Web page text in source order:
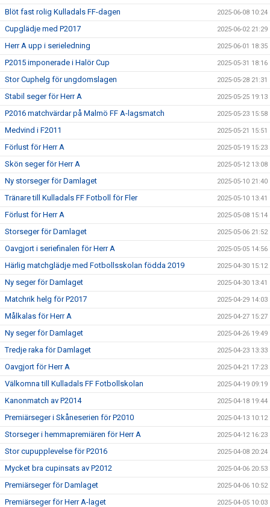
Blöt fast rolig Kulladals FF-dagen 2025-06-08 10:24
Cupglädje med P2017 2025-06-02 21:29
Herr A upp i serieledning 2025-06-01 18:35
P2015 imponerade i Halör Cup 2025-05-31 18:16
Stor Cuphelg för ungdomslagen 2025-05-28 21:31
Stabil seger för Herr A 2025-05-25 19:13
P2016 matchvärdar på Malmö FF A-lagsmatch 2025-05-23 15:58
Medvind i F2011 2025-05-21 15:51
Förlust för Herr A 2025-05-19 15:23
Skön seger för Herr A 2025-05-12 13:08
Ny storseger för Damlaget 2025-05-10 21:40
Tränare till Kulladals FF Fotboll för Fler 2025-05-10 13:41
Förlust för Herr A 2025-05-08 15:14
Storseger för Damlaget 2025-05-06 21:52
Oavgjort i seriefinalen för Herr A 2025-05-05 14:56
Härlig matchglädje med Fotbollsskolan födda 2019 2025-04-30 15:12
Ny seger för Damlaget 2025-04-30 13:41
Matchrik helg för P2017 2025-04-29 14:03
Målkalas för Herr A 2025-04-27 15:27
Ny seger för Damlaget 2025-04-26 19:49
Tredje raka för Damlaget 2025-04-23 13:33
Oavgjort för Herr A 2025-04-21 17:23
Välkomna till Kulladals FF Fotbollskolan 2025-04-19 09:19
Kanonmatch av P2014 2025-04-18 19:44
Premiärseger i Skåneserien för P2010 2025-04-13 10:12
Storseger i hemmapremiären för Herr A 2025-04-12 16:23
Stor cupupplevelse för P2016 2025-04-08 20:24
Mycket bra cupinsats av P2012 2025-04-06 20:53
Premiärseger för Damlaget 2025-04-06 10:52
Premiärseger för Herr A-laget 2025-04-05 10:03